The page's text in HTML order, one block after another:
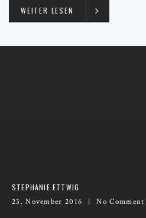
WEITER LESEN
STEPHANIE ETTWIG
23. November 2016
No Comment